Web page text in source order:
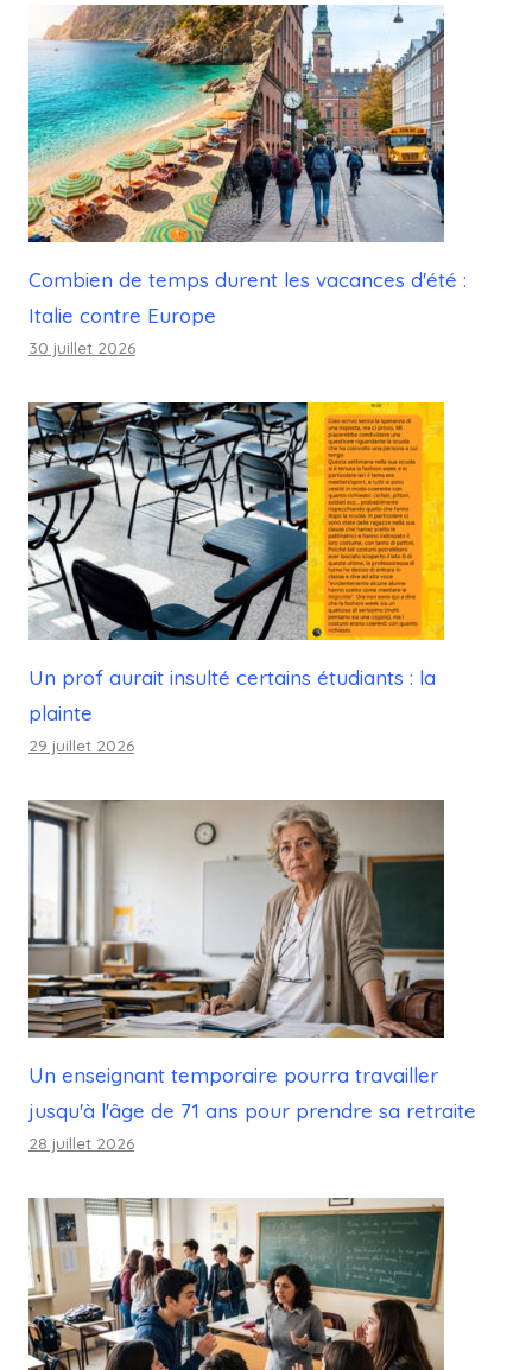
Combien de temps durent les vacances d'été :
Italie contre Europe
30 juillet 2026
Un prof aurait insulté certains étudiants : la
plainte
29 juillet 2026
Un enseignant temporaire pourra travailler
jusqu'à l'âge de 71 ans pour prendre sa retraite
28 juillet 2026